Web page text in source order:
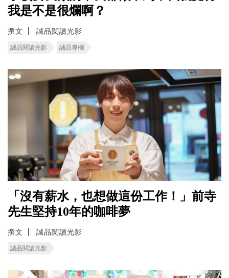
我是不是很爛啊？
撰文 誠品閱讀光影
誠品閱讀光影 誠品專欄
「沒有薪水，也想做這份工作！」前寺
先生堅持10年的咖啡夢
撰文 誠品閱讀光影
誠品閱讀光影